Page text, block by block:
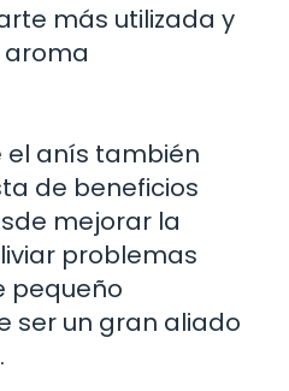
más utilizada y
aroma
el anís también
de beneficios
mejorar la
problemas
pequeño
ser un gran aliado